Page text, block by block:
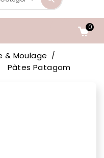
0
& Moulage
Pâtes Patagom